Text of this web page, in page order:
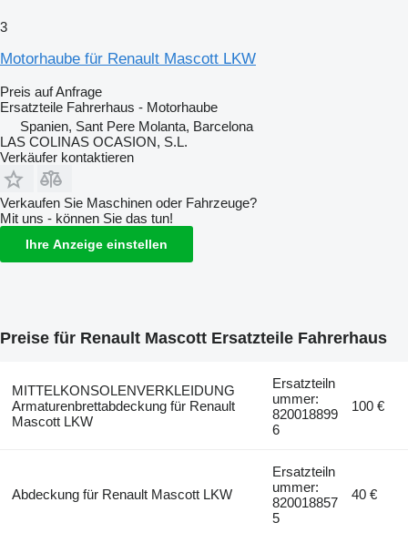
3
Motorhaube für Renault Mascott LKW
Preis auf Anfrage
Ersatzteile Fahrerhaus - Motorhaube
Spanien, Sant Pere Molanta, Barcelona
LAS COLINAS OCASION, S.L.
Verkäufer kontaktieren
Verkaufen Sie Maschinen oder Fahrzeuge?
Mit uns - können Sie das tun!
Ihre Anzeige einstellen
Preise für Renault Mascott Ersatzteile Fahrerhaus
MITTELKONSOLENVERKLEIDUNG
Armaturenbrettabdeckung für Renault
Mascott LKW
Ersatzteiln
ummer:
820018899
6
100 €
Abdeckung für Renault Mascott LKW
Ersatzteiln
ummer:
820018857
5
40 €